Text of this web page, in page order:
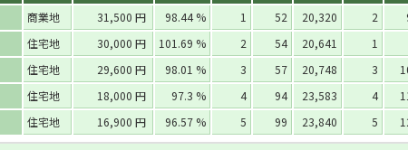
商業地 31,500 円 98.44 % 1 52 20,320 2
住宅地 30,000 円 101.69 % 2 54 20,641 1
住宅地 29,600 円 98.01 % 3 57 20,748 3
住宅地 18,000 円 97.3 % 4 94 23,583 4
住宅地 16,900 円 96.57 % 5 99 23,840 5